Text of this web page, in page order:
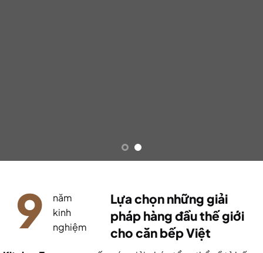
9
năm
kinh
nghiệm
Lựa chọn những giải
pháp hàng đầu thế giới
cho căn bếp Việt